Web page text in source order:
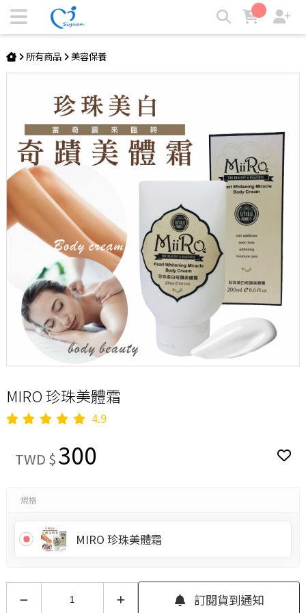
MIRO 珍珠美體霜 | SY思源醫材
所有商品 美容保養
MIRO 珍珠美體霜
4.9
TWD $300
規格
MIRO 珍珠美體霜
訂閱貨到通知